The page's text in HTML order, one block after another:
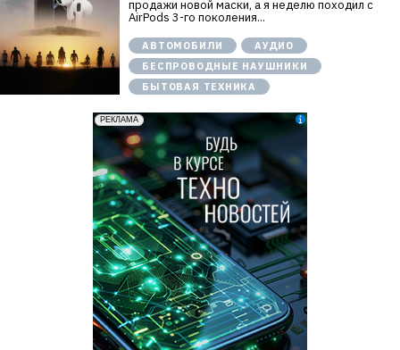
продажи новой маски, а я неделю походил с
AirPods 3-го поколения...
АВТОМОБИЛИ
АУДИО
БЕСПРОВОДНЫЕ НАУШНИКИ
БЫТОВАЯ ТЕХНИКА